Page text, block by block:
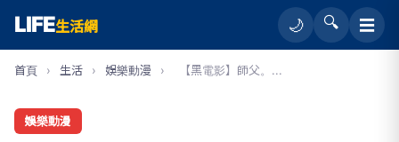
LIFE生活網 🌙 🔍 ☰
首頁 › 生活 › 娛樂動漫 › 【黑電影】師父。...
娛樂動漫